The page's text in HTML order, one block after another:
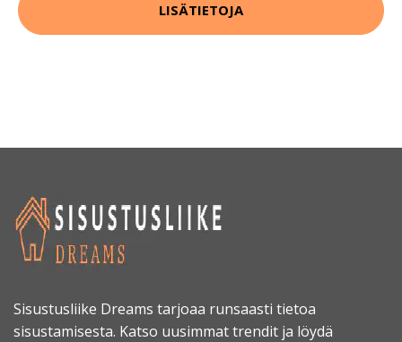
LISÄTIETOJA
Sisustusliike Dreams tarjoaa runsaasti tietoa
sisustamisesta. Katso uusimmat trendit ja löydä